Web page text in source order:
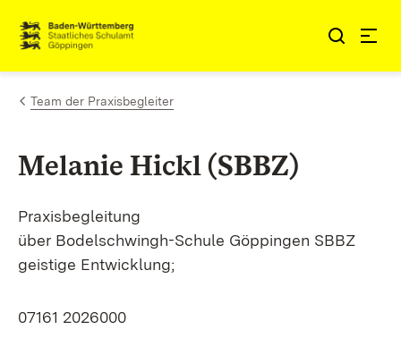
Zum Inhalt springen
Link zur Startseite
Team der Praxisbegleiter
Melanie Hickl (SBBZ)
Praxisbegleitung
über Bodelschwingh-Schule Göppingen SBBZ
geistige Entwicklung;
07161 2026000